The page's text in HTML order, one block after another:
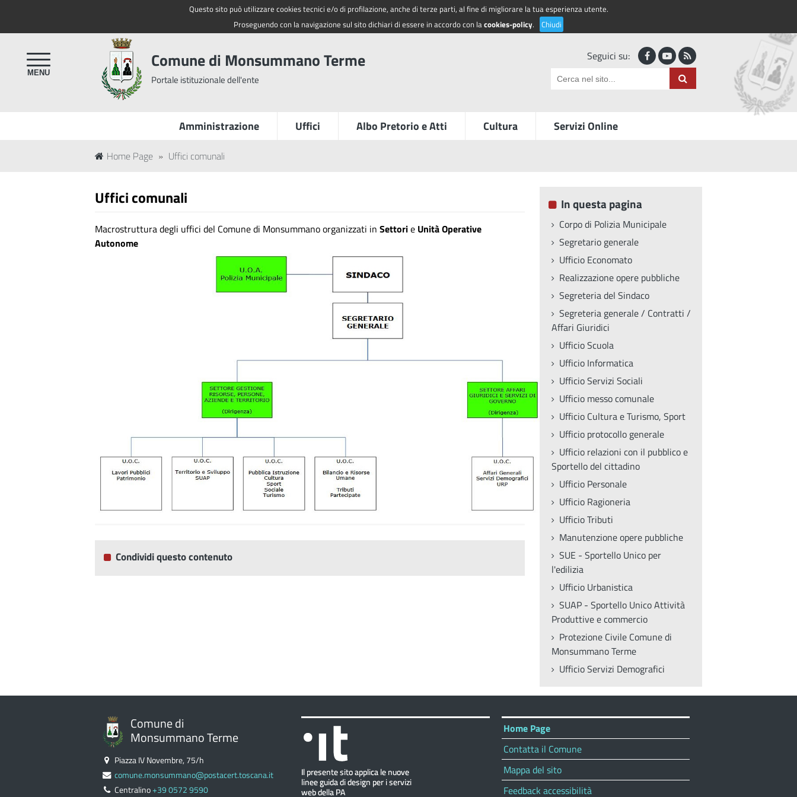
Questo sito può utilizzare cookies tecnici e/o di profilazione, anche di terze parti, al fine di migliorare la tua esperienza utente.
Proseguendo con la navigazione sul sito dichiari di essere in accordo con lacookies-policy. Chiudi
Seguici su:
Comune di Monsummano Terme
Portale istituzionale dell'ente
Amministrazione Uffici Albo Pretorio e Atti Cultura Servizi Online
Home Page » Uffici comunali
Uffici comunali
Macrostruttura degli uffici del Comune di Monsummano organizzati in Settorie Unità Operative
Autonome
In questa pagina
Corpo di Polizia Municipale
Segretario generale
Ufficio Economato
Realizzazione opere pubbliche
Segreteria del Sindaco
Segreteria generale / Contratti /
Affari Giuridici
Ufficio Scuola
Ufficio Informatica
Ufficio Servizi Sociali
Ufficio messo comunale
Ufficio Cultura e Turismo, Sport
Ufficio protocollo generale
Ufficio relazioni con il pubblico e
Sportello del cittadino
Ufficio Personale
Ufficio Ragioneria
Ufficio Tributi
Manutenzione opere pubbliche
SUE - Sportello Unico per
l'edilizia
Ufficio Urbanistica
SUAP - Sportello Unico Attività
Produttive e commercio
Protezione Civile Comune di
Monsummano Terme
Ufficio Servizi Demografici
Condividi questo contenuto
Comune di
Monsummano Terme
Piazza IV Novembre, 75/h
comune.monsummano@postacert.toscana.it
Centralino+39 0572 9590
Home Page
Contatta il Comune
Mappa del sito
Feedback accessibilità